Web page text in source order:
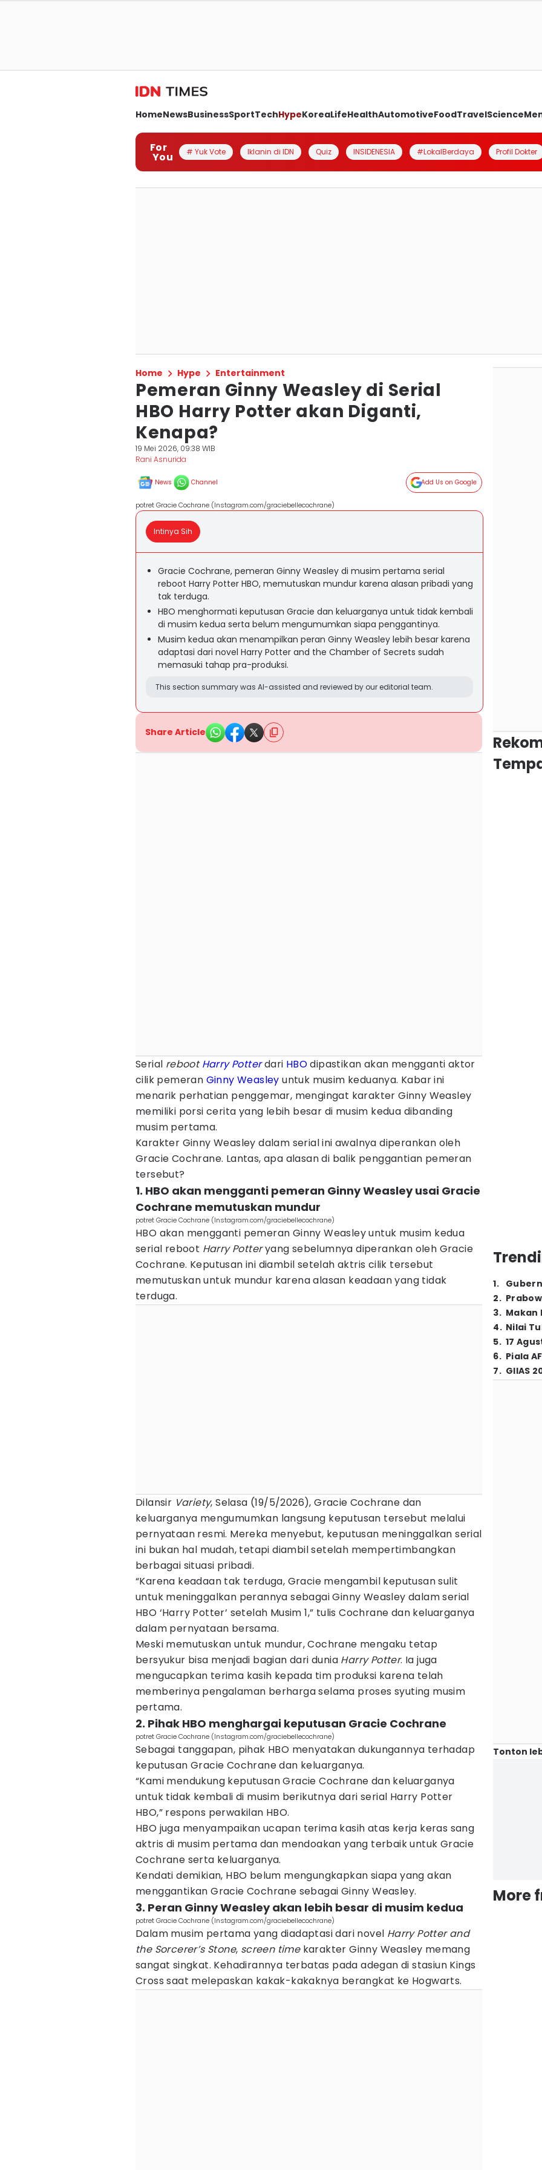
HomeNewsBusinessSportTechHypeKoreaLifeHealthAutomotiveFoodTravelScience
For
You # Yuk Vote Iklanin di IDN Quiz INSIDENESIA #LokalBerdaya Profil Dokter
Home Hype Entertainment
Pemeran Ginny Weasley di Serial
HBO Harry Potter akan Diganti,
Kenapa?
19 Mei 2026, 09:38 WIB
Rani Asnurida
News Channel Add Us on Google
potret Gracie Cochrane (Instagram.com/graciebellecochrane)
Intinya Sih
Gracie Cochrane, pemeran Ginny Weasley di musim pertama serial
reboot Harry Potter HBO, memutuskan mundur karena alasan pribadi yang
tak terduga.
HBO menghormati keputusan Gracie dan keluarganya untuk tidak kembali
di musim kedua serta belum mengumumkan siapa penggantinya.
Musim kedua akan menampilkan peran Ginny Weasley lebih besar karena
adaptasi dari novel Harry Potter and the Chamber of Secrets sudah
memasuki tahap pra-produksi.
This section summary was AI-assisted and reviewed by our editorial team.
Share Article
Serial rebootHarry Potterdari HBOdipastikan akan mengganti aktor
cilik pemeran Ginny Weasley untuk musim keduanya. Kabar ini
menarik perhatian penggemar, mengingat karakter Ginny Weasley
memiliki porsi cerita yang lebih besar di musim kedua dibanding
musim pertama.
Karakter Ginny Weasley dalam serial ini awalnya diperankan oleh
Gracie Cochrane. Lantas, apa alasan di balik penggantian pemeran
tersebut?
1. HBO akan mengganti pemeran Ginny Weasley usai Gracie
Cochrane memutuskan mundur
potret Gracie Cochrane (Instagram.com/graciebellecochrane)
HBO akan mengganti pemeran Ginny Weasley untuk musim kedua
serial reboot Harry Potteryang sebelumnya diperankan oleh Gracie
Cochrane. Keputusan ini diambil setelah aktris cilik tersebut
memutuskan untuk mundur karena alasan keadaan yang tidak
terduga.
Dilansir Variety, Selasa (19/5/2026), Gracie Cochrane dan
keluarganya mengumumkan langsung keputusan tersebut melalui
pernyataan resmi. Mereka menyebut, keputusan meninggalkan serial
ini bukan hal mudah, tetapi diambil setelah mempertimbangkan
berbagai situasi pribadi.
“Karena keadaan tak terduga, Gracie mengambil keputusan sulit
untuk meninggalkan perannya sebagai Ginny Weasley dalam serial
HBO ‘Harry Potter’ setelah Musim 1,” tulis Cochrane dan keluarganya
dalam pernyataan bersama.
Meski memutuskan untuk mundur, Cochrane mengaku tetap
bersyukur bisa menjadi bagian dari dunia Harry Potter. Ia juga
mengucapkan terima kasih kepada tim produksi karena telah
memberinya pengalaman berharga selama proses syuting musim
pertama.
2. Pihak HBO menghargai keputusan Gracie Cochrane
potret Gracie Cochrane (Instagram.com/graciebellecochrane)
Sebagai tanggapan, pihak HBO menyatakan dukungannya terhadap
keputusan Gracie Cochrane dan keluarganya.
“Kami mendukung keputusan Gracie Cochrane dan keluarganya
untuk tidak kembali di musim berikutnya dari serial Harry Potter
HBO,” respons perwakilan HBO.
HBO juga menyampaikan ucapan terima kasih atas kerja keras sang
aktris di musim pertama dan mendoakan yang terbaik untuk Gracie
Cochrane serta keluarganya.
Kendati demikian, HBO belum mengungkapkan siapa yang akan
menggantikan Gracie Cochrane sebagai Ginny Weasley.
3. Peran Ginny Weasley akan lebih besar di musim kedua
potret Gracie Cochrane (Instagram.com/graciebellecochrane)
Dalam musim pertama yang diadaptasi dari novel Harry Potter and
the Sorcerer’s Stone, screen time karakter Ginny Weasley memang
sangat singkat. Kehadirannya terbatas pada adegan di stasiun Kings
Cross saat melepaskan kakak-kakaknya berangkat ke Hogwarts.
1.
2.
3. Makan
4. Nilai
5. 17
6. Piala
7. GIIAS
Tonton
More